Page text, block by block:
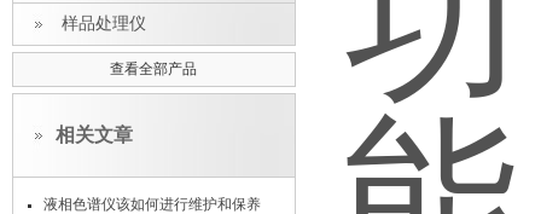
样品处理仪
查看全部产品
相关文章
液相色谱仪该如何进行维护和保养